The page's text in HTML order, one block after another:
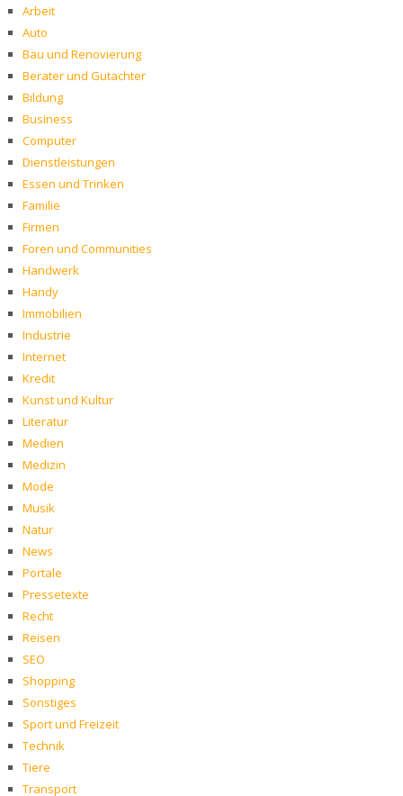
Arbeit
Auto
Bau und Renovierung
Berater und Gutachter
Bildung
Business
Computer
Dienstleistungen
Essen und Trinken
Familie
Firmen
Foren und Communities
Handwerk
Handy
Immobilien
Industrie
Internet
Kredit
Kunst und Kultur
Literatur
Medien
Medizin
Mode
Musik
Natur
News
Portale
Pressetexte
Recht
Reisen
SEO
Shopping
Sonstiges
Sport und Freizeit
Technik
Tiere
Transport